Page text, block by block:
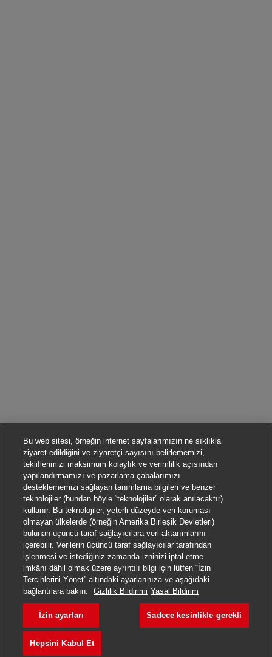
Başvurmak
Yer imi Postbote für Pakete und
Bu web sitesi, örneğin internet sayfalarımızın ne sıklıkla
ziyaret edildiğini ve ziyaretçi sayısını belirlememizi,
tekliflerimizi maksimum kolaylık ve verimlilik açısından
yapılandırmamızı ve pazarlama çabalarımızı
desteklememizi sağlayan tanımlama bilgileri ve benzer
teknolojiler (bundan böyle “teknolojiler” olarak anılacaktır)
kullanır. Bu teknolojiler, yeterli düzeyde veri koruması
olmayan ülkelerde (örneğin Amerika Birleşik Devletleri)
bulunan üçüncü taraf sağlayıcılara veri aktarımlarını
içerebilir. Verilerin üçüncü taraf sağlayıcılar tarafından
işlenmesi ve istediğiniz zamanda izninizi iptal etme
imkânı dâhil olmak üzere ayrıntılı bilgi için lütfen “İzin
Tercihlerini Yönet” altındaki ayarlarınıza ve aşağıdaki
bağlantılara bakın.
Gizlilik Bildirimi Yasal Bildirim
İzin ayarları Sadece kesinlikle gerekli
Hepsini Kabul Et